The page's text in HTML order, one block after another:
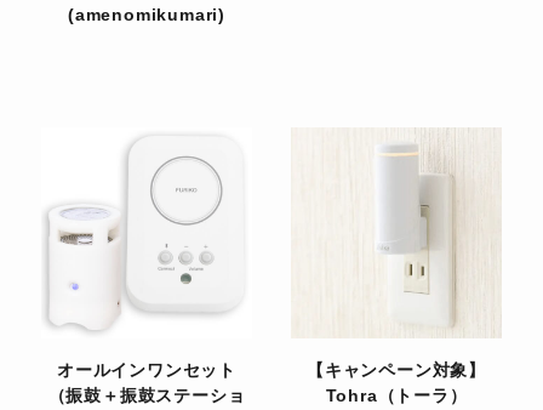
(amenomikumari)
オールインワンセット
（振鼓＋振鼓ステーショ
【キャンペーン対象】
Tohra（トーラ）